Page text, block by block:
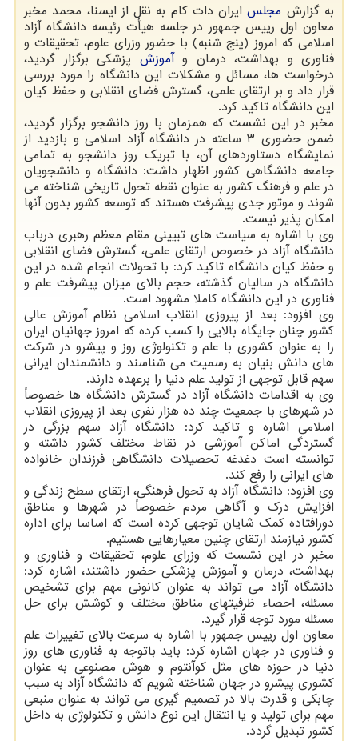
به گزارش مجلسایران دات کام به نقل از ایسنا، محمد مخبر
معاون اول رییس جمهور در جلسه هیأت رئیسه دانشگاه آزاد
اسلامی که امروز (پنج شنبه) با حضور وزرای علوم، تحقیقات و
فناوری و بهداشت، درمان وآموزش پزشکی برگزار گردید،
درخواست ها، مسائل و مشکلات این دانشگاه را مورد بررسی
قرار داد و بر ارتقای علمی، گسترش فضای انقلابی و حفظ کیان
این دانشگاه تاکید کرد.
مخبر در این نشست که همزمان با روز دانشجو برگزار گردید،
ضمن حضوری ۳ ساعته در دانشگاه آزاد اسلامی و بازدید از
نمایشگاه دستاوردهای آن، با تبریک روز دانشجو به تمامی
جامعه دانشگاهی کشور اظهار داشت: دانشگاه و دانشجویان
در علم و فرهنگ کشور به عنوان نقطه تحول تاریخی شناخته می
شوند و موتور جدی پیشرفت هستند که توسعه کشور بدون آنها
امکان پذیر نیست.
وی با اشاره به سیاست های تبیینی مقام معظم رهبری درباب
دانشگاه آزاد در خصوص ارتقای علمی، گسترش فضای انقلابی
و حفظ کیان دانشگاه تاکید کرد: با تحولات انجام شده در این
دانشگاه در سالیان گذشته، حجم بالای میزان پیشرفت علم و
فناوری در این دانشگاه کاملا مشهود است.
وی افزود: بعد از پیروزی انقلاب اسلامی نظام آموزش عالی
کشور چنان جایگاه بالایی را کسب کرده که امروز جهانیان ایران
را به عنوان کشوری با علم و تکنولوژی روز و پیشرو در شرکت
های دانش بنیان به رسمیت می شناسند و دانشمندان ایرانی
سهم قابل توجهی از تولید علم دنیا را برعهده دارند.
وی به اقدامات دانشگاه آزاد در گسترش دانشگاه ها خصوصاً
در شهرهای با جمعیت چند ده هزار نفری بعد از پیروزی انقلاب
اسلامی اشاره و تاکید کرد: دانشگاه آزاد سهم بزرگی در
گستردگی اماکن آموزشی در نقاط مختلف کشور داشته و
توانسته است دغدغه تحصیلات دانشگاهی فرزندان خانواده
های ایرانی را رفع کند.
وی افزود: دانشگاه آزاد به تحول فرهنگی، ارتقای سطح زندگی و
افزایش درک و آگاهی مردم خصوصاً در شهرها و مناطق
دورافتاده کمک شایان توجهی کرده است که اساسا برای اداره
کشور نیازمند ارتقای چنین معیارهایی هستیم.
مخبر در این نشست که وزرای علوم، تحقیقات و فناوری و
بهداشت، درمان و آموزش پزشکی حضور داشتند، اشاره کرد:
دانشگاه آزاد می تواند به عنوان کانونی مهم برای تشخیص
مسئله، احصاء ظرفیتهای مناطق مختلف و کوشش برای حل
مسئله مورد توجه قرار گیرد.
معاون اول رییس جمهور با اشاره به سرعت بالای تغییرات علم
و فناوری در جهان اشاره کرد: باید باتوجه به فناوری های روز
دنیا در حوزه های مثل کوآنتوم و هوش مصنوعی به عنوان
کشوری پیشرو در جهان شناخته شویم که دانشگاه آزاد به سبب
چابکی و قدرت بالا در تصمیم گیری می تواند به عنوان منبعی
مهم برای تولید و یا انتقال این نوع دانش و تکنولوژی به داخل
کشور تبدیل گردد.